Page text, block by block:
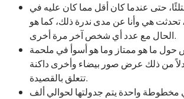
حتى عندما كان أقل مما كان عليه في
تحدثت هي وأنا عن مدى ندرة ذلك، كما هو
الحال مع عدد أي شخص آخر مرة أخرى.
حول ما هو ممتاز وما هو أسوأ في ملحمة
من ذلك عرض صور بيضاء وأخرى داكنة
تتعلق بالقصيدة.
واحدة يتم جدولتها لحوالي ألف